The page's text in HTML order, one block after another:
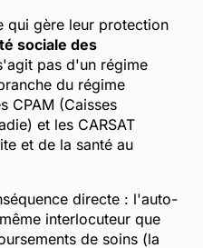
qui gère leur protection
sociale des
pas d'un régime
du régime
CPAM (Caisses
et les CARSAT
et de la santé au
directe : l'auto-
interlocuteur que
de soins (la